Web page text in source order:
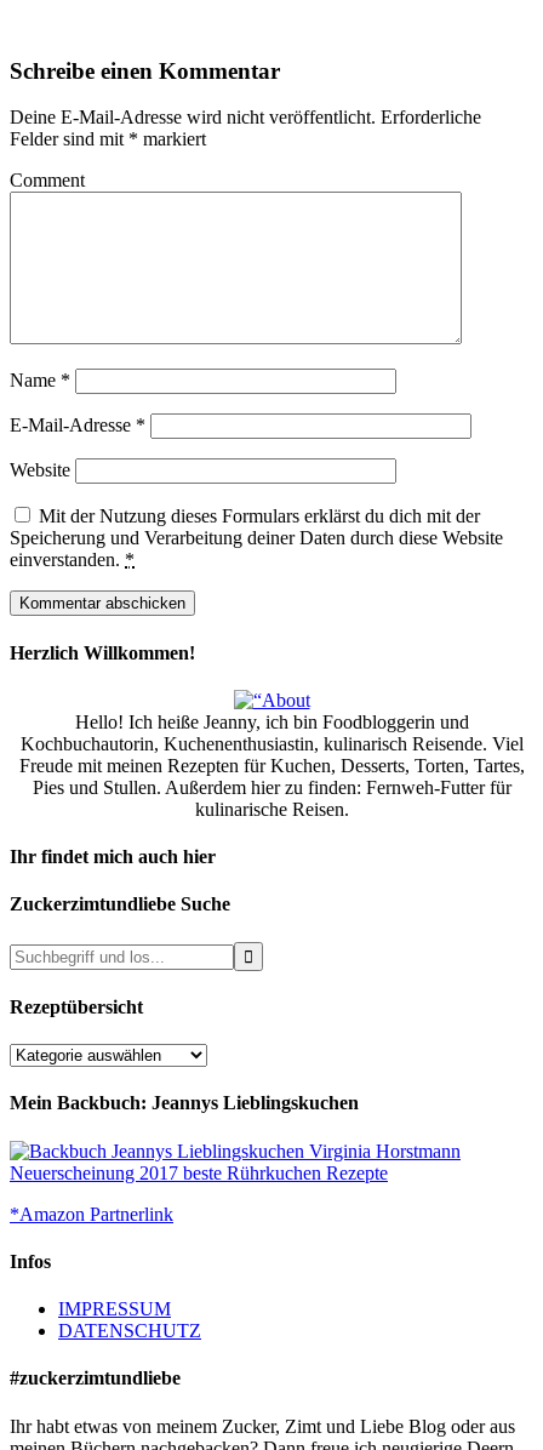
Schreibe einen Kommentar
Deine E-Mail-Adresse wird nicht veröffentlicht. Erforderliche
Felder sind mit * markiert
Comment
Name *
E-Mail-Adresse *
Website
Mit der Nutzung dieses Formulars erklärst du dich mit der
Speicherung und Verarbeitung deiner Daten durch diese Website
einverstanden. *
Herzlich Willkommen!
Hello! Ich heiße Jeanny, ich bin Foodbloggerin und
Kochbuchautorin, Kuchenenthusiastin, kulinarisch Reisende. Viel
Freude mit meinen Rezepten für Kuchen, Desserts, Torten, Tartes,
Pies und Stullen. Außerdem hier zu finden: Fernweh-Futter für
kulinarische Reisen.
Ihr findet mich auch hier
Zuckerzimtundliebe Suche
Rezeptübersicht
Rezeptübersicht
Mein Backbuch: Jeannys Lieblingskuchen
*Amazon Partnerlink
Infos
IMPRESSUM
DATENSCHUTZ
#zuckerzimtundliebe
Ihr habt etwas von meinem Zucker, Zimt und Liebe Blog oder aus